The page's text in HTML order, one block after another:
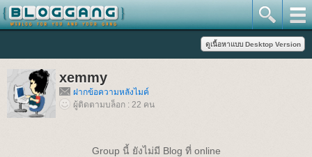
xemmy
ฝากข้อความหลังไมค์
ผู้ติดตามบล็อก : 22 คน
Group นี้ ยังไม่มี Blog ที่ online